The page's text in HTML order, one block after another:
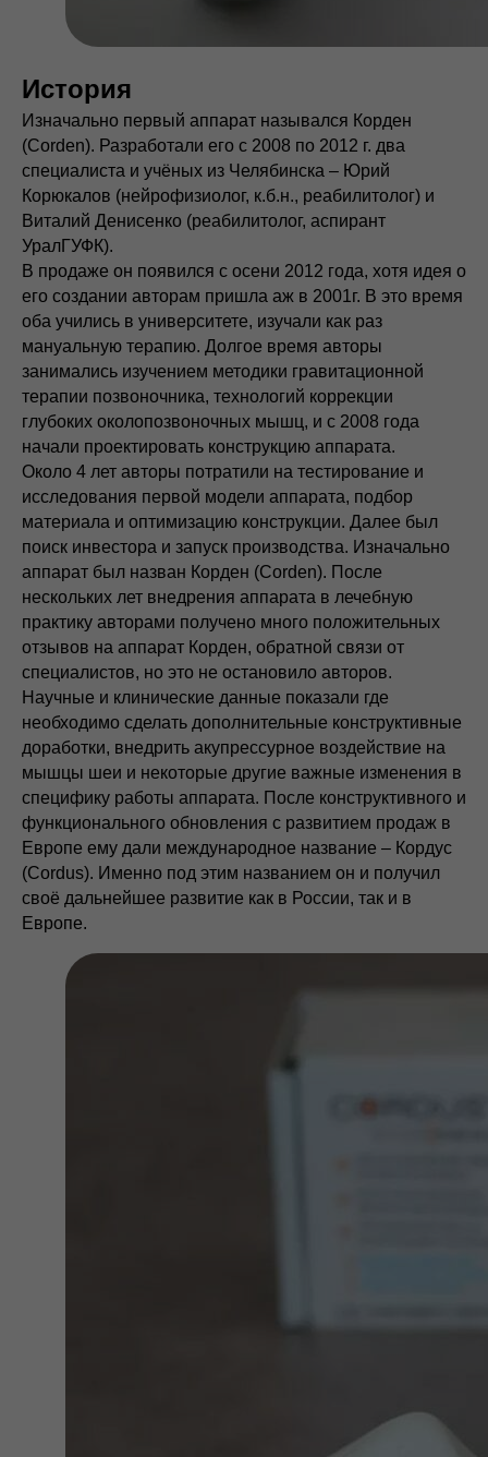
История
Изначально первый аппарат назывался Корден
(Corden). Разработали его с 2008 по 2012 г. два
специалиста и учёных из Челябинска – Юрий
Корюкалов (нейрофизиолог, к.б.н., реабилитолог) и
Виталий Денисенко (реабилитолог, аспирант
УралГУФК).
В продаже он появился с осени 2012 года, хотя идея о
его создании авторам пришла аж в 2001г. В это время
оба учились в университете, изучали как раз
мануальную терапию. Долгое время авторы
занимались изучением методики гравитационной
терапии позвоночника, технологий коррекции
глубоких околопозвоночных мышц, и с 2008 года
начали проектировать конструкцию аппарата.
Около 4 лет авторы потратили на тестирование и
исследования первой модели аппарата, подбор
материала и оптимизацию конструкции. Далее был
поиск инвестора и запуск производства. Изначально
аппарат был назван Корден (Corden). После
нескольких лет внедрения аппарата в лечебную
практику авторами получено много положительных
отзывов на аппарат Корден, обратной связи от
специалистов, но это не остановило авторов.
Научные и клинические данные показали где
необходимо сделать дополнительные конструктивные
доработки, внедрить акупрессурное воздействие на
мышцы шеи и некоторые другие важные изменения в
специфику работы аппарата. После конструктивного и
функционального обновления с развитием продаж в
Европе ему дали международное название – Кордус
(Cordus). Именно под этим названием он и получил
своё дальнейшее развитие как в России, так и в
Европе.